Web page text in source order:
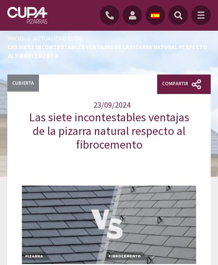
INICIO / ACTUALIDAD BLOG
LAS SIETE INCONTESTABLES VENTAJAS DE LA PIZARRA NATURAL RESPECTO
AL FIBROCEMENTO
CUBIERTA
23/09/2024
COMPARTIR
Las siete incontestables ventajas
de la pizarra natural respecto al
fibrocemento